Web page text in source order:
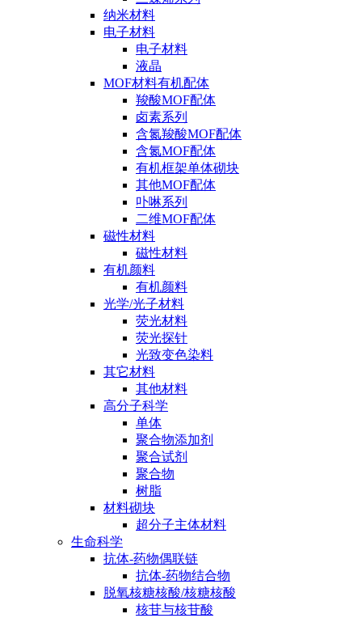
纳米材料
电子材料
电子材料
液晶
MOF材料有机配体
羧酸MOF配体
卤素系列
含氮羧酸MOF配体
含氮MOF配体
有机框架单体砌块
其他MOF配体
卟啉系列
二维MOF配体
磁性材料
磁性材料
有机颜料
有机颜料
光学/光子材料
荧光材料
荧光探针
光致变色染料
其它材料
其他材料
高分子科学
单体
聚合物添加剂
聚合试剂
聚合物
树脂
材料砌块
超分子主体材料
生命科学
抗体-药物偶联链
抗体-药物结合物
脱氧核糖核酸/核糖核酸
核苷与核苷酸